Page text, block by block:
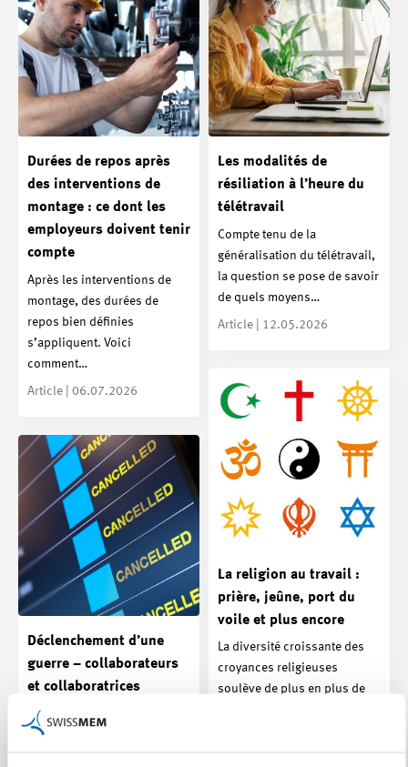
Durées de repos après
des interventions de
montage : ce dont les
employeurs doivent tenir
compte
Après les interventions de
montage, des durées de
repos bien définies
s’appliquent. Voici
comment…
Article | 06.07.2026
Les modalités de
résiliation à l’heure du
télétravail
Compte tenu de la
généralisation du télétravail,
la question se pose de savoir
de quels moyens…
Article | 12.05.2026
La religion au travail :
prière, jeûne, port du
voile et plus encore
La diversité croissante des
croyances religieuses
soulève de plus en plus de
Déclenchement d’une
guerre – collaborateurs
et collaboratrices
bloqués à l’étranger
En raison de la guerre en Iran